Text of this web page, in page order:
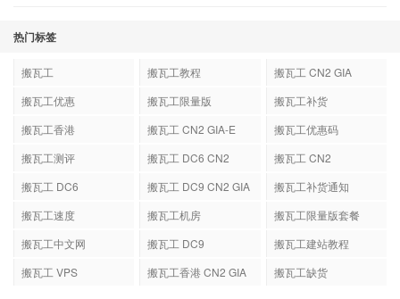
热门标签
搬瓦工 搬瓦工教程
搬瓦工 CN2 GIA
搬瓦工优惠
搬瓦工限量版
搬瓦工补货
搬瓦工香港
搬瓦工 CN2 GIA-E
搬瓦工优惠码
搬瓦工测评
搬瓦工 DC6 CN2
搬瓦工 CN2
搬瓦工 DC6
搬瓦工 DC9 CN2 GIA
搬瓦工补货通知
搬瓦工速度
搬瓦工机房
搬瓦工限量版套餐
搬瓦工中文网
搬瓦工 DC9
搬瓦工建站教程
搬瓦工 VPS
搬瓦工香港 CN2 GIA 搬瓦工缺货